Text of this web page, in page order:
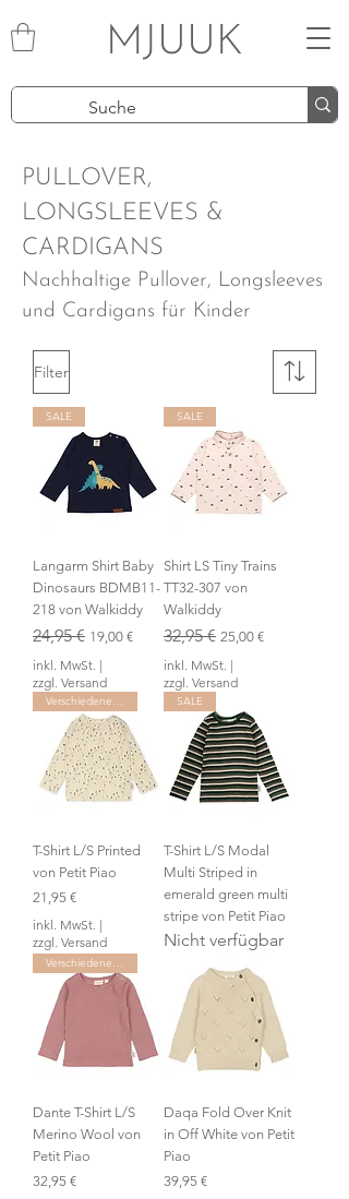
MJUUK
PULLOVER,
LONGSLEEVES &
CARDIGANS
Nachhaltige Pullover, Longsleeves
und Cardigans für Kinder
Filter
SALE
Langarm Shirt Baby
Dinosaurs BDMB11-
218 von Walkiddy
Standardpreis
24,95 € Sale-Preis
19,00 €
inkl. MwSt. |
zzgl. Versand
SALE
Shirt LS Tiny Trains
TT32-307 von
Walkiddy
Standardpreis
32,95 € Sale-Preis
25,00 €
inkl. MwSt. |
zzgl. Versand
Verschiedene Varianten
T-Shirt L/S Printed
von Petit Piao
Preis
21,95 €
inkl. MwSt. |
zzgl. Versand
SALE
T-Shirt L/S Modal
Multi Striped in
emerald green multi
stripe von Petit Piao
Nicht verfügbar
Verschiedene Farben
Dante T-Shirt L/S
Merino Wool von
Petit Piao
Preis
32,95 €
Daqa Fold Over Knit
in Off White von Petit
Piao
Preis
39,95 €